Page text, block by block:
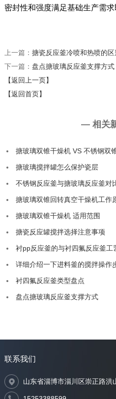
密封性和强度满足基础生产需求
上一篇： 搪瓷反应釜冷喷和热喷的区
下一篇： 盘点搪玻璃反应釜支撑方式
【返回上一页】
【返回首页】
— 相关
搪玻璃双锥干燥机 VS 不锈钢双
搪玻璃搅拌罐怎么保护瓷层
不锈钢反应釜与搪玻璃反应釜对
搪玻璃双锥回转真空干燥机工作
搪玻璃双锥干燥机 适用范围
搪瓷反应罐搅拌选择注意事项
衬pp反应釜的与衬四氟反应釜工
详细介绍一下进料釜的搅拌操作
衬四氟反应釜类型盘点
盘点搪玻璃反应釜支撑方式
联系我们
山东省淄博市淄川区崇正路洪